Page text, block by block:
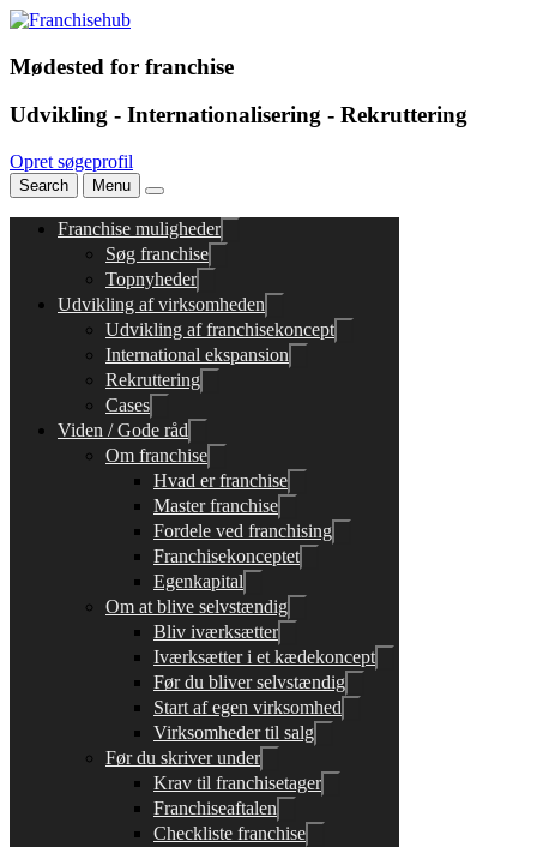
Mødested for franchise
Udvikling - Internationalisering - Rekruttering
Opret søgeprofil
Search Menu
Franchise muligheder
Søg franchise
Topnyheder
Udvikling af virksomheden
Udvikling af franchisekoncept
International ekspansion
Rekruttering
Cases
Viden / Gode råd
Om franchise
Hvad er franchise
Master franchise
Fordele ved franchising
Franchisekonceptet
Egenkapital
Om at blive selvstændig
Bliv iværksætter
Iværksætter i et kædekoncept
Før du bliver selvstændig
Start af egen virksomhed
Virksomheder til salg
Før du skriver under
Krav til franchisetager
Franchiseaftalen
Checkliste franchise